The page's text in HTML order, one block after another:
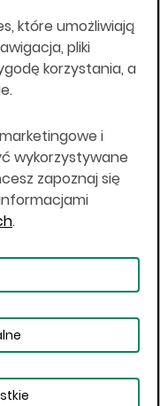
stronie w tym
nie są
w której
lub w
produktów
w której nie
obowiązujące
możliwe
które umożliwiają
pliki
korzystania, a
i
wykorzystywane
zapoznaj się
.